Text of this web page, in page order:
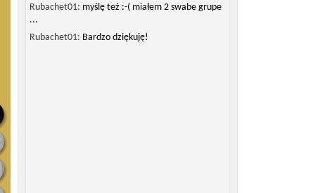
Rubachet01: myślę też :-( miałem 2 swabe grupe
...
Rubachet01: Bardzo dziękuję!